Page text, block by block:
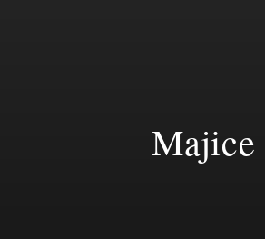
Majice